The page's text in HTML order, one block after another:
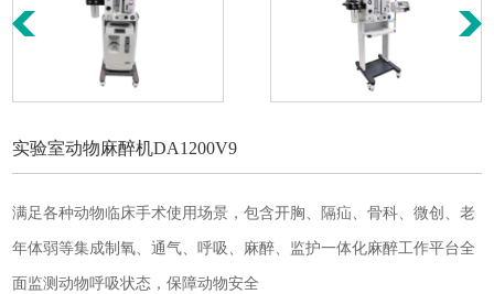
实验室动物麻醉机DA1200V9
满足各种动物临床手术使用场景，包含开胸、隔疝、骨科、微创、老
年体弱等集成制氧、通气、呼吸、麻醉、监护一体化麻醉工作平台全
面监测动物呼吸状态，保障动物安全